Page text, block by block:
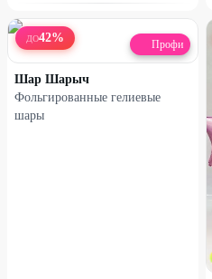
ДО42% Профи
Шар Шарыч
Фольгированные гелиевые
шары